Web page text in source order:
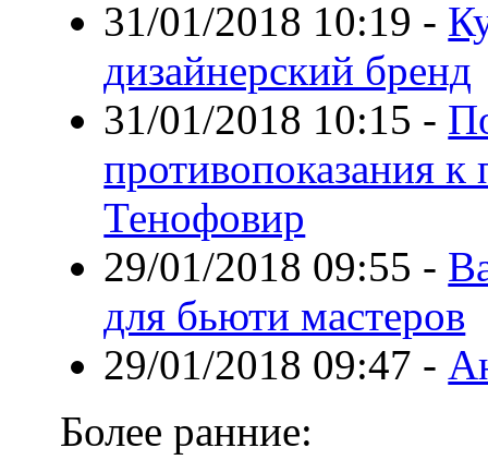
31/01/2018 10:19 -
дизайнерский бренд
31/01/2018 10:15 -
противопоказания к
Тенофовир
29/01/2018 09:55 -
для бьюти мастеров
29/01/2018 09:47 -
Более ранние: